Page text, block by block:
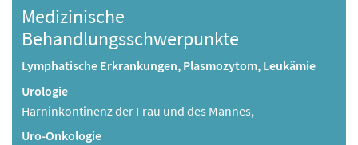
Medizinische
Behandlungsschwerpunkte
Lymphatische Erkrankungen, Plasmozytom, Leukämie
Urologie
Harninkontinenz der Frau und des Mannes,
Uro-Onkologie